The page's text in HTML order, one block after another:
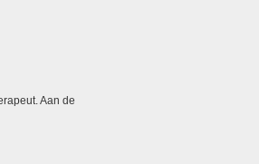
Aan de